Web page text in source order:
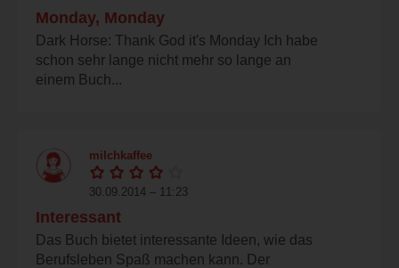
Monday, Monday
Dark Horse: Thank God it's Monday Ich habe
schon sehr lange nicht mehr so lange an
einem Buch...
milchkaffee
30.09.2014 – 11:23
Interessant
Das Buch bietet interessante Ideen, wie das
Berufsleben Spaß machen kann. Der